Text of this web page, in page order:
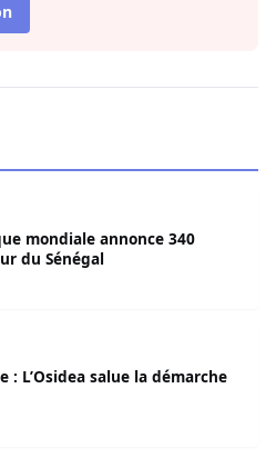
mondiale annonce 340
du Sénégal
L’Osidea salue la démarche